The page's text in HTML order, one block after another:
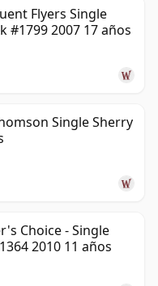
Flyers Single
#1799 2007 17 años
Single Sherry
Choice - Single
2010 11 años